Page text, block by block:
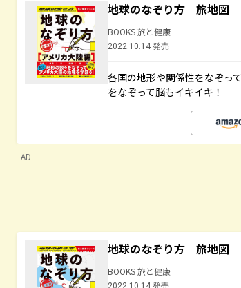
地球のなぞり方 旅地図
BOOKS 旅と健康
2022.10.14 発売
各国の地形や関係性をなぞっ
をなぞって脳もイキイキ！
AD
地球のなぞり方 旅地図
BOOKS 旅と健康
2022.10.14 発売